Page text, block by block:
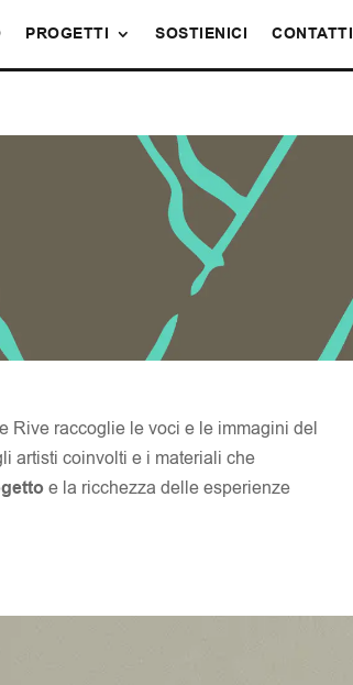
PROGETTI SOSTIENICI CONTATTI
Rive raccoglie le voci e le immagini del
artisti coinvolti e i materiali che
e la ricchezza delle esperienze